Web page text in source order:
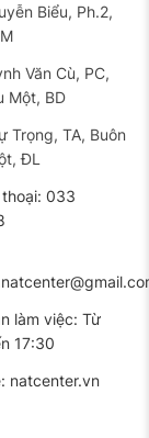
khúc
Đối
các khối gai
tiếp xúc và
chạy tốc độ
đến 8%
cao tốc
sử dụng lốp
khi lái xe
xe vào
Biểu, Ph.2,
Văn Cù, PC,
Một, BD
Trọng, TA, Buôn
ĐL
033
làm việc: Từ
17:30
natcenter.vn